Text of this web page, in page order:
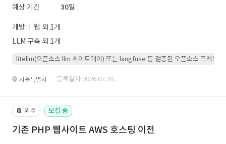
예상 기간
30일
개발
웹 외 1개
LLM 구축 외 1개
litellm(오픈소스 llm 게이트웨이) 또는 langfuse 등 검증된 오픈소스 프레임워
서울특별시 · 등록일자 2026.07.28.
📔 외주 모집 중
기존 PHP 웹사이트 AWS 호스팅 이전